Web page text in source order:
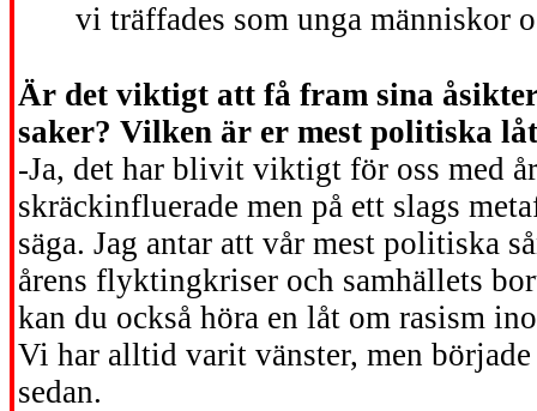
vi träffades som unga människor
Är det viktigt att få fram sina
saker? Vilken är er mest politiska
-Ja, det har blivit viktigt för oss med
skräckinfluerade men på ett slags
säga. Jag antar att vår mest politiska
årens flyktingkriser och samhällets
kan du också höra en låt om rasism
Vi har alltid varit vänster, men
sedan.